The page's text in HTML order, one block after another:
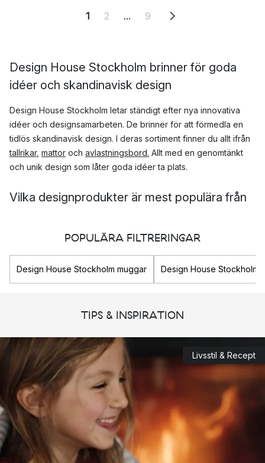
1 2 ... 9
Design House Stockholm brinner för goda
idéer och skandinavisk design
Design House Stockholm letar ständigt efter nya innovativa
idéer och designsamarbeten. De brinner för att förmedla en
tidlös skandinavisk design. I deras sortiment finner du allt ifrån
tallrikar, mattor och avlastningsbord. Allt med en genomtänkt
och unik design som låter goda idéer ta plats.
Vilka designprodukter är mest populära från
Kuddarna från serienKnot
Bordslamporna från serienBlock Lamp
Ullmattorna från serienBjörk
Redan år 1992 grundades Design House Stockholm av Anders
Färdig. Men då var företaget snarare ett kreativt
produktutvecklingsföretag som samlade märken.
1997 lanserades deras första egna produkter, vilket var
bordslampan
Block. Sedan dess har varumärket fortsatt
utveckla designföremål i tidlös och skandinavisk design i
högsta tänkbara kvalité.
POPULÄRA FILTRERINGAR
Design House Stockholm muggar Design House Stockholm
TIPS & INSPIRATION
Livsstil & Recept